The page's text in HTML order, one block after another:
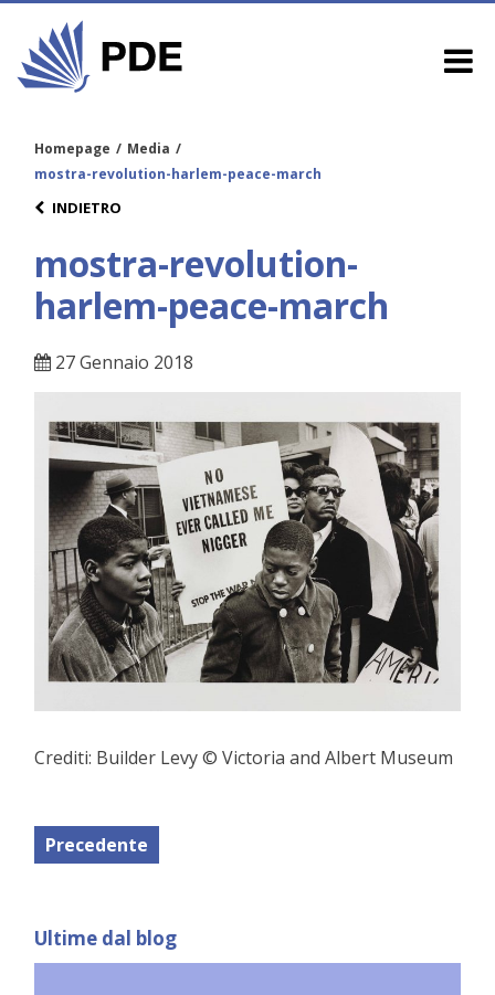
Homepage / Media /
mostra-revolution-harlem-peace-march
INDIETRO
mostra-revolution-
harlem-peace-march
27 Gennaio 2018
Crediti: Builder Levy © Victoria and Albert Museum
Precedente
Ultime dal blog